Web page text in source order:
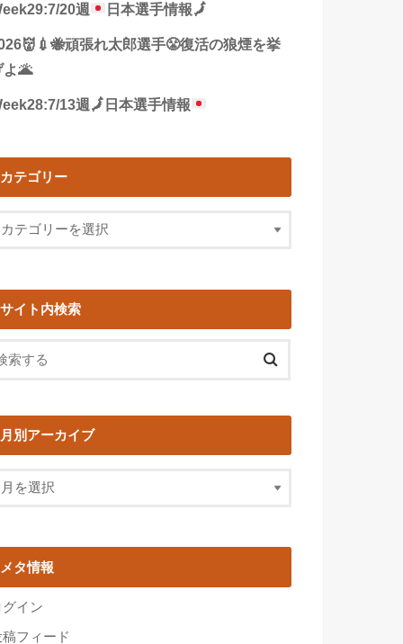
20週 日本選手情報🗾
頑張れ太郎選手😤復活の狼煙を挙
よ🌋
13週 🗾 日本選手情報
カテゴリー
サイト内検索
月別アーカイブ
メタ情報
グイン
稿フィード